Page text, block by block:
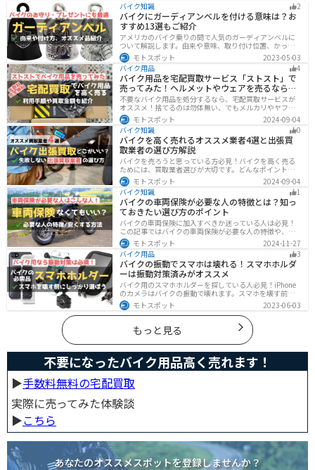
バイク知識 2
バイクにガーディアンベルを付ける意味は？お
すすめ13選もご紹介
アメリカのバイク乗りの間で人気のガーディアンベルに
ついて解説します。由来や意味、取り付け位置、かっこ
いいオススメのガーディアンベルも紹介します。自分用
のお守りとしてだけでなく、プレゼントとしても最適な
ので、気になっている人は参考にしてみてください。
モトスポット
2023-05-03
バイク用品
4
バイク用品を宅配買取サービス「ストスト」で
売ってみた！ヘルメットやウェアを売るならオ
ススメ
不要なバイク用品を処分するなら、宅配買取サービスが
オススメ！捨てるのは勿体無い、でもメルカリやヤフオ
クに出すのは面倒だし手数料がかかる...STST（ストス
ト）なら手数料や送料など完全無料で、自宅から送るだ
けでOKなので超簡単に売れます！ストストを実際に使っ
てみたので、流れや買取金額などを紹介します。
モトスポット
2024-09-04
バイク知識
0
バイクを高く売れるオススメ業者4選と出張買
取業者の選び方解説
バイクを売ろうと思っている方必見！バイクを高く売る
ためには、買取業者選びが大切です。どんなポイントで
業者を選べばいいのか見るべきポイントを7つまとめまし
た。また、買取実績が豊富なオススメの買取業者を4つを
厳選・解説します。
モトスポット
2024-09-04
バイク知識
1
バイクの車両保険が必要な人の特徴とは？知っ
ておきたい選び方のポイント
バイクの車両保険に加入すべきか迷っている人は必見！
この記事ではバイクの車両保険が必要な人の特徴や、車
両保険の選び方を解説します。実は、価値の高いバイク
は修理費用が高額になる場合が多いです。この記事を読
めば車両保険の正しい選び方がわかります。
モトスポット
2024-11-27
バイク用品
3
バイクの振動でスマホは壊れる！スマホホルダ
ーは振動対策済みがオススメ
バイク用のスマホホルダーを探している人必見！iPhone
のカメラはバイクの振動で壊れます。スマホを壊す前
に、振動対策がされたスマホホルダーを使うようにしま
しょう。カメラを壊さないための4つの方法とオススメの
スマホホルダーを紹介します。
モトスポット 2023-06-03
もっと見る
不要になったバイク用品高く売れます！
▶︎手数料無料の宅配買取
実際に売ってみた体験談
▶︎こちら
あなたのオススメスポットを登録しませんか？